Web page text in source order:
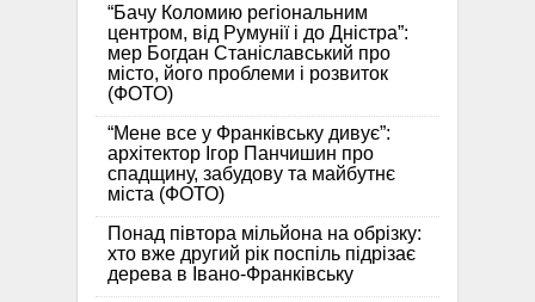
“Бачу Коломию регіональним
центром, від Румунії і до Дністра”:
мер Богдан Станіславський про
місто, його проблеми і розвиток
(ФОТО)
“Мене все у Франківську дивує”:
архітектор Ігор Панчишин про
спадщину, забудову та майбутнє
міста (ФОТО)
Понад півтора мільйона на обрізку:
хто вже другий рік поспіль підрізає
дерева в Івано-Франківську